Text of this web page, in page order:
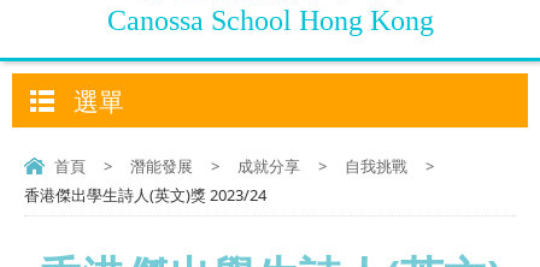
Canossa School Hong Kong
選單
首頁 > 潛能發展 > 成就分享 > 自我挑戰
>
香港傑出學生詩人(英文)獎 2023/24